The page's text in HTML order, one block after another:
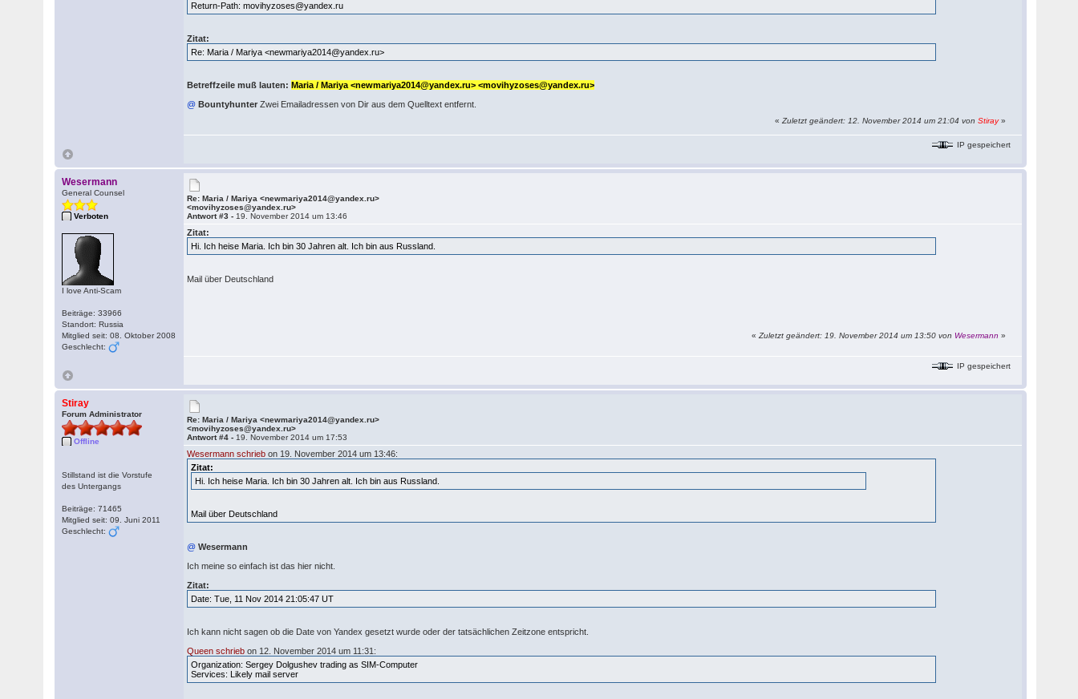
Return-Path: movihyzoses@yandex.ru
Zitat:
Re: Maria / Mariya <newmariya2014@yandex.ru>
Betreffzeile muß lauten:Maria / Mariya <newmariya2014@yandex.ru> <movihyzoses@yandex.ru>
@ Bountyhunter Zwei Emailadressen von Dir aus dem Quelltext entfernt.
«Zuletzt geändert: 12. November 2014 um 21:04 vonStiray»
IP gespeichert
Wesermann
General Counsel
Verboten
I love Anti-Scam
Beiträge: 33966
Standort: Russia
Mitglied seit: 08. Oktober 2008
Geschlecht:
Re: Maria / Mariya <newmariya2014@yandex.ru>
<movihyzoses@yandex.ru>
Antwort #3 - 19. November 2014 um 13:46
Zitat:
Hi. Ich heise Maria. Ich bin 30 Jahren alt. Ich bin aus Russland.
Mail über Deutschland
«Zuletzt geändert: 19. November 2014 um 13:50 von Wesermann »
IP gespeichert
Stiray
Forum Administrator
Offline
Stillstand ist die Vorstufe
des Untergangs
Beiträge: 71465
Mitglied seit: 09. Juni 2011
Geschlecht:
Re: Maria / Mariya <newmariya2014@yandex.ru>
<movihyzoses@yandex.ru>
Antwort #4 - 19. November 2014 um 17:53
Wesermann schrieb on 19. November 2014 um 13:46:
Zitat:
Hi. Ich heise Maria. Ich bin 30 Jahren alt. Ich bin aus Russland.
Mail über Deutschland
@ Wesermann
Ich meine so einfach ist das hier nicht.
Zitat:
Date: Tue, 11 Nov 2014 21:05:47 UT
Ich kann nicht sagen ob die Date von Yandex gesetzt wurde oder der tatsächlichen Zeitzone entspricht.
Queen schrieb on 12. November 2014 um 11:31:
Organization: Sergey Dolgushev trading as SIM-Computer
Services: Likely mail server